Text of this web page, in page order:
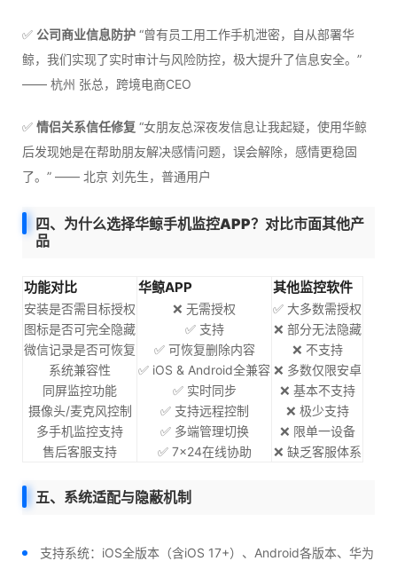
✅ 公司商业信息防护 “曾有员工用工作手机泄密，自从部署华
鲸，我们实现了实时审计与风险防控，极大提升了信息安全。”
—— 杭州 张总，跨境电商CEO
✅ 情侣关系信任修复 “女朋友总深夜发信息让我起疑，使用华鲸
后发现她是在帮助朋友解决感情问题，误会解除，感情更稳固
了。” —— 北京 刘先生，普通用户
四、为什么选择华鲸手机监控APP？对比市面其他产
品
功能对比 华鲸APP 其他监控软件
安装是否需目标授权 ❌ 无需授权
✅ 大多数需授权
图标是否可完全隐藏
✅ 支持
❌ 部分无法隐藏
微信记录是否可恢复
✅ 可恢复删除内容
❌ 不支持
系统兼容性
✅ iOS & Android全兼容 ❌ 多数仅限安卓
同屏监控功能
✅ 实时同步
❌ 基本不支持
摄像头/麦克风控制
✅ 支持远程控制
❌ 极少支持
多手机监控支持
✅ 多端管理切换
❌ 限单一设备
售后客服支持
✅ 7×24在线协助 ❌ 缺乏客服体系
五、系统适配与隐蔽机制
支持系统：iOS全版本（含iOS 17+）、Android各版本、华为